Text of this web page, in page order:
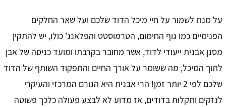
על מנת לשמור על חיי מיכל הדוד שלכם ועל שאר החלקים
הפנימיים כמו גוף החימום, הטרמוסטט והפלאנג' כולו, יש להתקין
מסנן אבנית ייעודי לדוד, אשר מחובר בקרבתו ומועד כניסה של אבן
לתוך המיכל, מה ששומר על אורך החיים והתפקוד השותף של הדוד
שלכם לפי 2 יותר זמן! הרי אבנית היא הגורם המרכזי והעיקרי
לנזקים ותקלות בדודים, אז מדוע לא לבצע פעולה כלכך פשוטה